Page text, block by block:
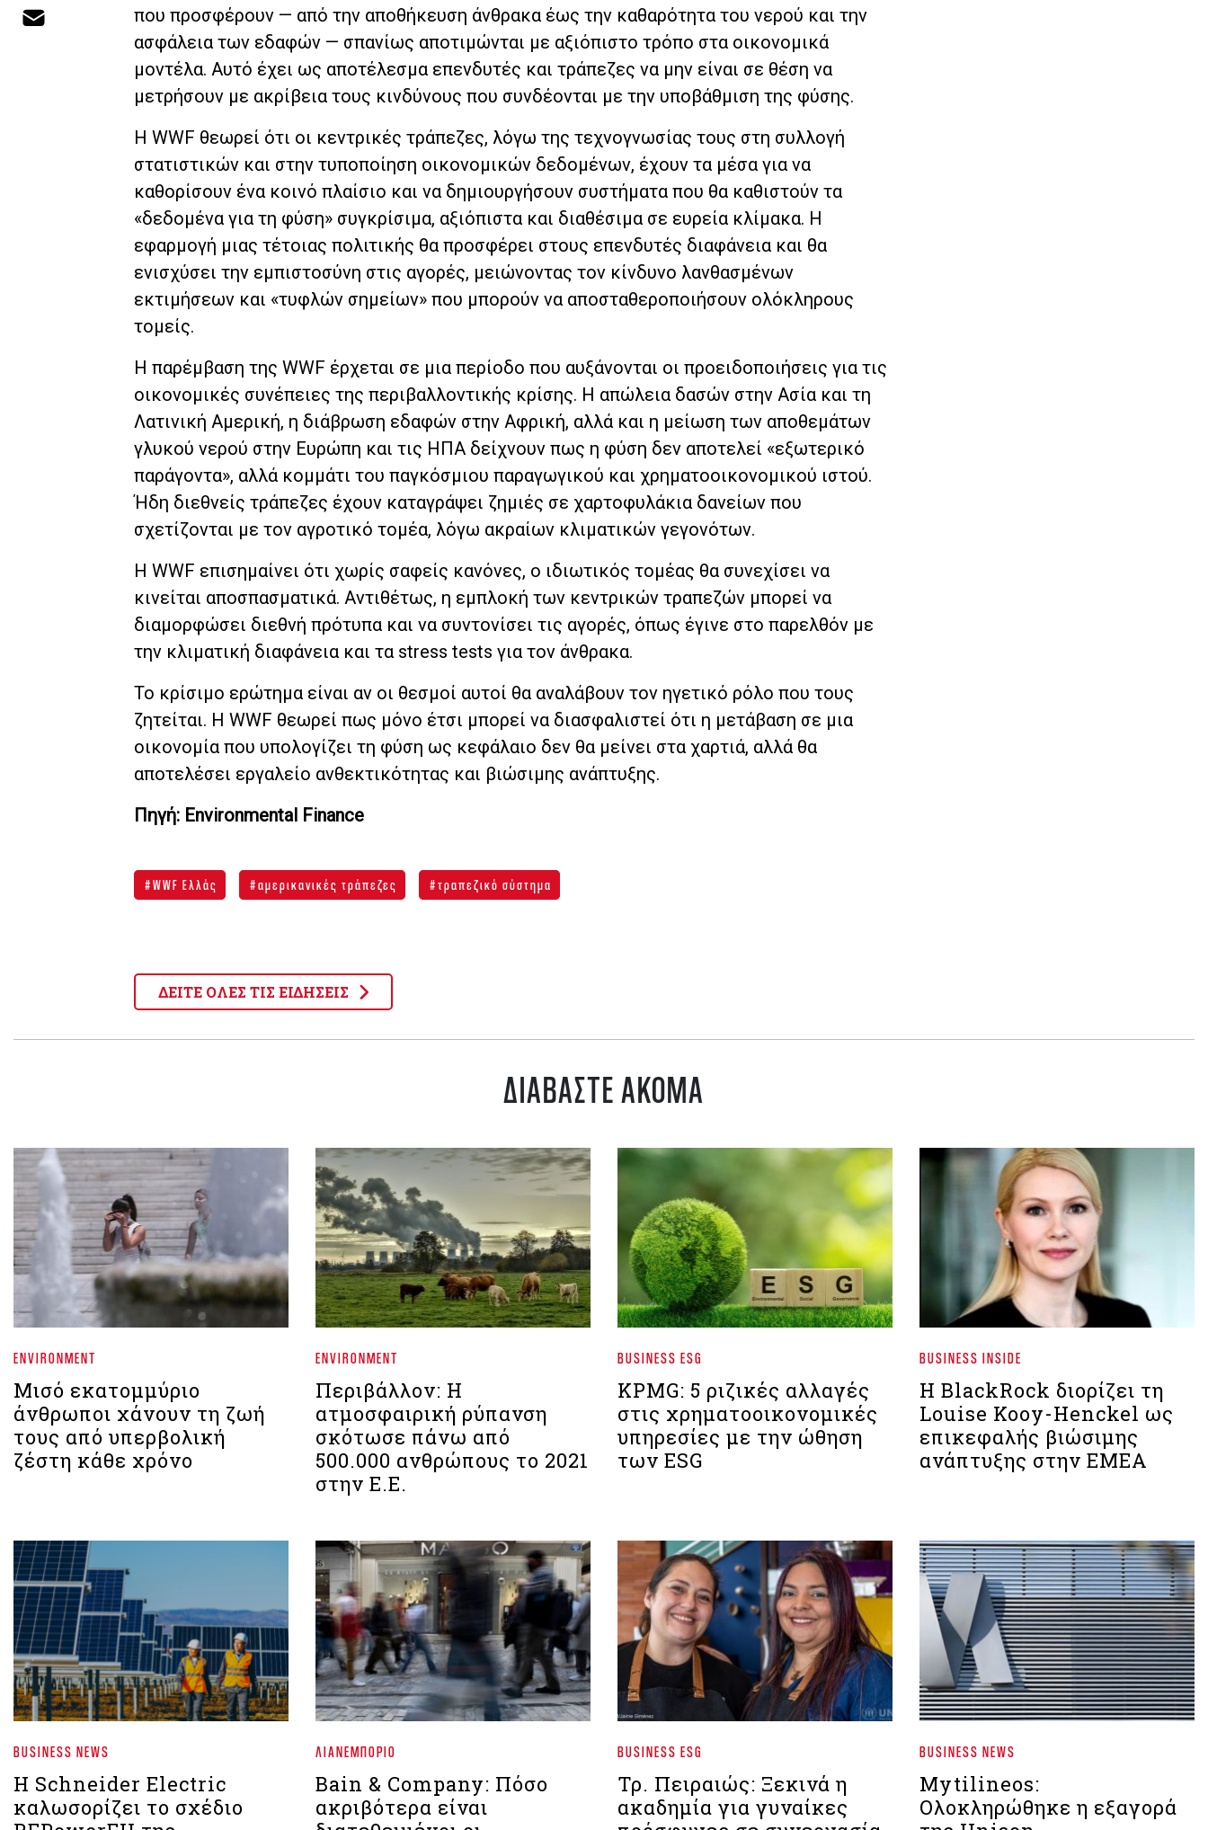
που προσφέρουν — από την αποθήκευση άνθρακα έως την καθαρότητα του νερού και την
ασφάλεια των εδαφών — σπανίως αποτιμώνται με αξιόπιστο τρόπο στα οικονομικά
μοντέλα. Αυτό έχει ως αποτέλεσμα επενδυτές και τράπεζες να μην είναι σε θέση να
μετρήσουν με ακρίβεια τους κινδύνους που συνδέονται με την υποβάθμιση της φύσης.
Η WWF θεωρεί ότι οι κεντρικές τράπεζες, λόγω της τεχνογνωσίας τους στη συλλογή
στατιστικών και στην τυποποίηση οικονομικών δεδομένων, έχουν τα μέσα για να
καθορίσουν ένα κοινό πλαίσιο και να δημιουργήσουν συστήματα που θα καθιστούν τα
«δεδομένα για τη φύση» συγκρίσιμα, αξιόπιστα και διαθέσιμα σε ευρεία κλίμακα. Η
εφαρμογή μιας τέτοιας πολιτικής θα προσφέρει στους επενδυτές διαφάνεια και θα
ενισχύσει την εμπιστοσύνη στις αγορές, μειώνοντας τον κίνδυνο λανθασμένων
εκτιμήσεων και «τυφλών σημείων» που μπορούν να αποσταθεροποιήσουν ολόκληρους
τομείς.
Η παρέμβαση της WWF έρχεται σε μια περίοδο που αυξάνονται οι προειδοποιήσεις για τις
οικονομικές συνέπειες της περιβαλλοντικής κρίσης. Η απώλεια δασών στην Ασία και τη
Λατινική Αμερική, η διάβρωση εδαφών στην Αφρική, αλλά και η μείωση των αποθεμάτων
γλυκού νερού στην Ευρώπη και τις ΗΠΑ δείχνουν πως η φύση δεν αποτελεί «εξωτερικό
παράγοντα», αλλά κομμάτι του παγκόσμιου παραγωγικού και χρηματοοικονομικού ιστού.
Ήδη διεθνείς τράπεζες έχουν καταγράψει ζημιές σε χαρτοφυλάκια δανείων που
σχετίζονται με τον αγροτικό τομέα, λόγω ακραίων κλιματικών γεγονότων.
Η WWF επισημαίνει ότι χωρίς σαφείς κανόνες, ο ιδιωτικός τομέας θα συνεχίσει να
κινείται αποσπασματικά. Αντιθέτως, η εμπλοκή των κεντρικών τραπεζών μπορεί να
διαμορφώσει διεθνή πρότυπα και να συντονίσει τις αγορές, όπως έγινε στο παρελθόν με
την κλιματική διαφάνεια και τα stress tests για τον άνθρακα.
Το κρίσιμο ερώτημα είναι αν οι θεσμοί αυτοί θα αναλάβουν τον ηγετικό ρόλο που τους
ζητείται. Η WWF θεωρεί πως μόνο έτσι μπορεί να διασφαλιστεί ότι η μετάβαση σε μια
οικονομία που υπολογίζει τη φύση ως κεφάλαιο δεν θα μείνει στα χαρτιά, αλλά θα
αποτελέσει εργαλείο ανθεκτικότητας και βιώσιμης ανάπτυξης.
Πηγή: Environmental Finance
WWF Ελλάς αμερικανικές τράπεζες τραπεζικό σύστημα
ΔΕΙΤΕ ΟΛΕΣ ΤΙΣ ΕΙΔΗΣΕΙΣ
ΔΙΑΒΑΣΤΕ ΑΚΟΜΑ
ENVIRONMENT
Μισό εκατομμύριο
άνθρωποι χάνουν τη ζωή
τους από υπερβολική
ζέστη κάθε χρόνο
ENVIRONMENT
Περιβάλλον: Η
ατμοσφαιρική ρύπανση
σκότωσε πάνω από
500.000 ανθρώπους το 2021
στην Ε.Ε.
BUSINESS ESG
ΚPMG: 5 ριζικές αλλαγές
στις χρηματοοικονομικές
υπηρεσίες με την ώθηση
των ESG
BUSINESS INSIDE
Η BlackRock διορίζει τη
Louise Kooy-Henckel ως
επικεφαλής βιώσιμης
ανάπτυξης στην EMEA
BUSINESS NEWS
Η Schneider Electric
καλωσορίζει το σχέδιο
ΛΙΑΝΕΜΠΌΡΙΟ
Bain & Company: Πόσο
ακριβότερα είναι
BUSINESS ESG
Τρ. Πειραιώς: Ξεκινά η
ακαδημία για γυναίκες
BUSINESS NEWS
Mytilineos:
Ολοκληρώθηκε η εξαγορά